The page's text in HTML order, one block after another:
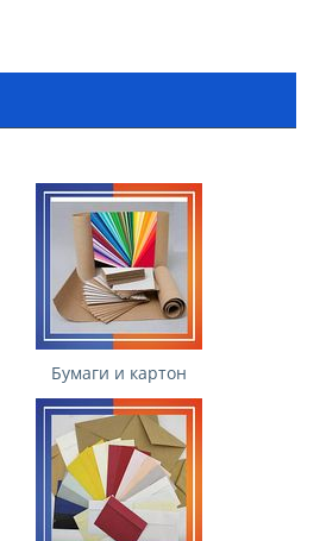
Бумаги и картон